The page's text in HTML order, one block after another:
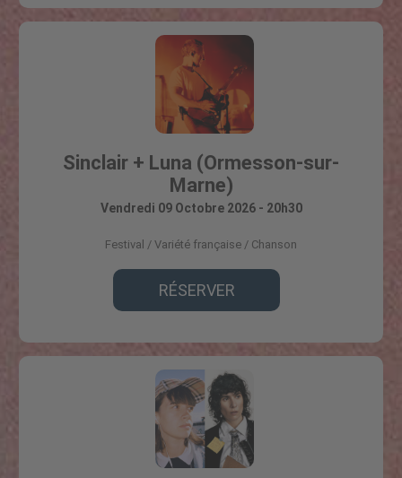
Sinclair + Luna (Ormesson-sur-
Marne)
Vendredi 09 Octobre 2026 - 20h30
Festival Variété française / Chanson
RÉSERVER